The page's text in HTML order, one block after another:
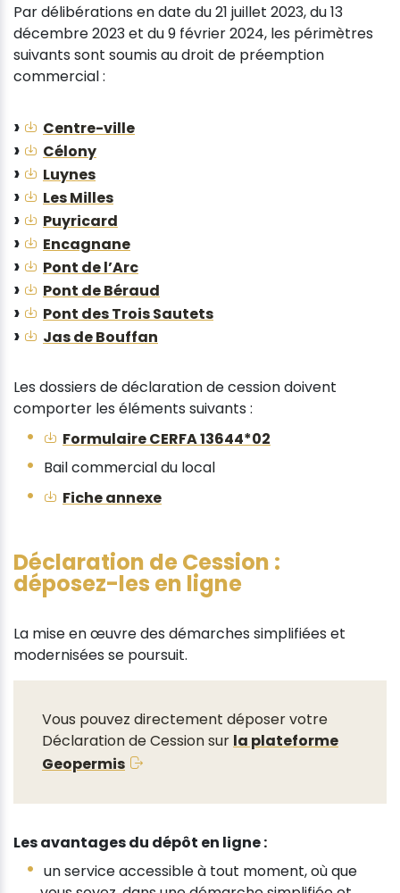
Par délibérations en date du 21 juillet 2023, du 13
décembre 2023 et du 9 février 2024, les périmètres
suivants sont soumis au droit de préemption
commercial :
Centre-ville
Célony
Luynes
Les Milles
Puyricard
Encagnane
Pont de l’Arc
Pont de Béraud
Pont des Trois Sautets
Jas de Bouffan
Les dossiers de déclaration de cession doivent
comporter les éléments suivants :
Formulaire CERFA 13644*02
Bail commercial du local
Fiche annexe
Déclaration de Cession :
déposez-les en ligne
La mise en œuvre des démarches simplifiées et
modernisées se poursuit.
Vous pouvez directement déposer votre
Déclaration de Cession sur la plateforme
Geopermis
Les avantages du dépôt en ligne :
un service accessible à tout moment, où que